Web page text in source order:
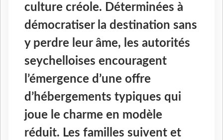
culture créole. Déterminées à
démocratiser la destination sans
y perdre leur âme, les autorités
seychelloises encouragent
l’émergence d’une offre
d’hébergements typiques qui
joue le charme en modèle
réduit. Les familles suivent et